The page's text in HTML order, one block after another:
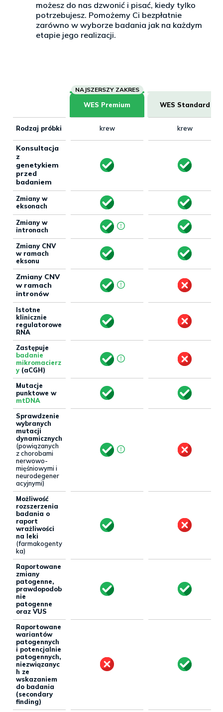
możesz do nas dzwonić i pisać, kiedy tylko
potrzebujesz. Pomożemy Ci bezpłatnie
zarówno w wyborze badania jak na każdym
etapie jego realizacji.
WES Premium WES Standard
Rodzaj próbki krew krew
Konsultacja
z
genetykiem
przed
badaniem
Zmiany w
eksonach
Zmiany w
intronach
Zmiany CNV
w ramach
eksonu
Zmiany CNV
w ramach
intronów
Istotne
klinicznie
regulatorowe
RNA
Zastępuje
badanie
mikromacierz
y (aCGH)
Mutacje
punktowe w
mtDNA
Sprawdzenie
wybranych
mutacji
dynamicznych
(powiązanych
z chorobami
nerwowo-
mięśniowymi i
neurodegener
acyjnymi)
Możliwość
rozszerzenia
badania o
raport
wrażliwości
na leki
(farmakogenty
ka)
Raportowane
zmiany
patogenne,
prawdopodob
nie
patogenne
oraz VUS
Raportowane
wariantów
patogennych
i potencjalnie
patogennych,
niezwiązanyc
h ze
wskazaniem
do badania
(secondary
finding)